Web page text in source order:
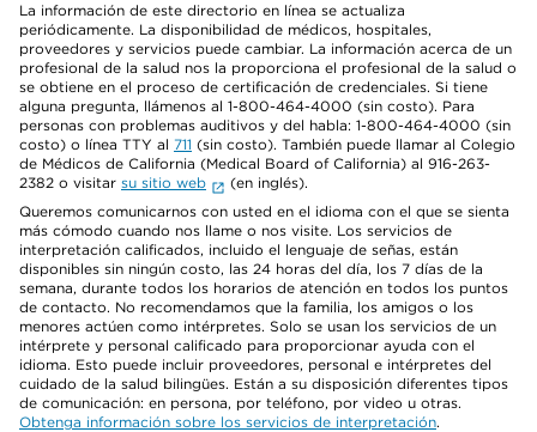
La información de este directorio en línea se actualiza
periódicamente. La disponibilidad de médicos, hospitales,
proveedores y servicios puede cambiar. La información acerca de un
profesional de la salud nos la proporciona el profesional de la salud o
se obtiene en el proceso de certificación de credenciales. Si tiene
alguna pregunta, llámenos al 1-800-464-4000 (sin costo). Para
personas con problemas auditivos y del habla: 1-800-464-4000 (sin
costo) o línea TTY al 711 (sin costo). También puede llamar al Colegio
de Médicos de California (Medical Board of California) al 916-263-
2382 o visitar su sitio web
(en inglés).
Queremos comunicarnos con usted en el idioma con el que se sienta
más cómodo cuando nos llame o nos visite. Los servicios de
interpretación calificados, incluido el lenguaje de señas, están
disponibles sin ningún costo, las 24 horas del día, los 7 días de la
semana, durante todos los horarios de atención en todos los puntos
de contacto. No recomendamos que la familia, los amigos o los
menores actúen como intérpretes. Solo se usan los servicios de un
intérprete y personal calificado para proporcionar ayuda con el
idioma. Esto puede incluir proveedores, personal e intérpretes del
cuidado de la salud bilingües. Están a su disposición diferentes tipos
de comunicación: en persona, por teléfono, por video u otras.
Obtenga información sobre los servicios de interpretación.